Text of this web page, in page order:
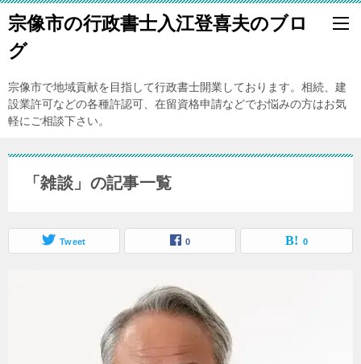
宗像市の行政書士入江登喜夫のブロ
グ
宗像市で地域貢献を目指して行政書士開業しております。相続、建
設業許可などの各種許認可、在留資格申請などでお悩みの方はお気
軽にご相談下さい。
「雑談」の記事一覧
Tweet 0 0